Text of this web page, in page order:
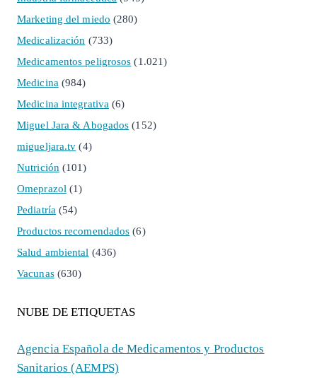
Marketing del miedo (280)
Medicalización (733)
Medicamentos peligrosos (1.021)
Medicina(984)
Medicina integrativa (6)
Miguel Jara & Abogados (152)
migueljara.tv (4)
Nutrición(101)
Omeprazol(1)
Pediatría(54)
Productos recomendados (6)
Salud ambiental (436)
Vacunas(630)
NUBE DE ETIQUETAS
Agencia Española de Medicamentos y Productos
Sanitarios (AEMPS)